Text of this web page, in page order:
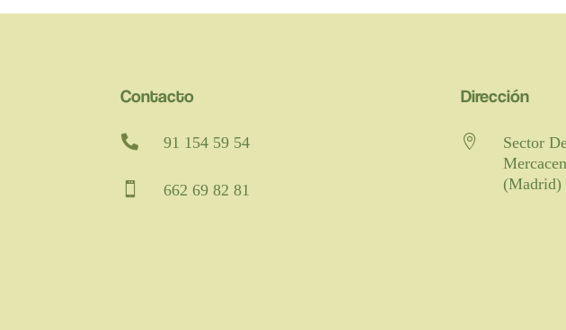
Contacto
 91 154 59 54
 662 69 82 81
Dirección

Sector
(Madrid)